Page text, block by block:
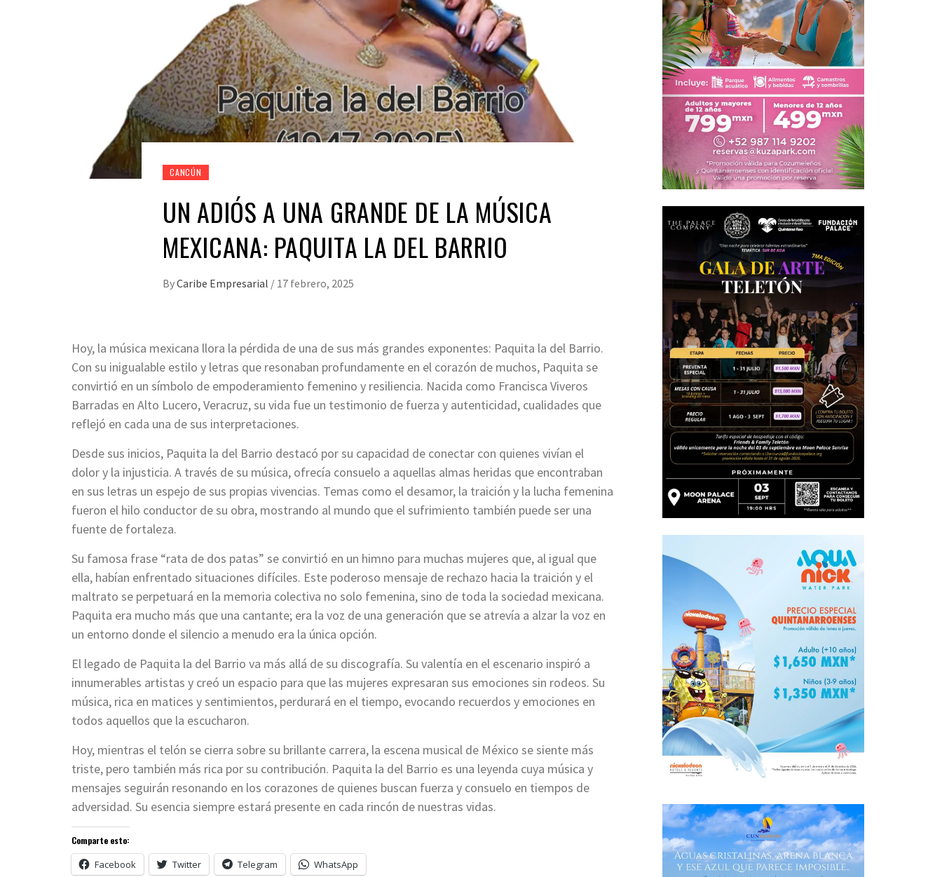
CANCÚN
UN ADIÓS A UNA GRANDE DE LA MÚSICA
MEXICANA: PAQUITA LA DEL BARRIO
ByCaribe Empresarial / 17 febrero, 2025
Hoy, la música mexicana llora la pérdida de una de sus más grandes exponentes: Paquita la del Barrio.
Con su inigualable estilo y letras que resonaban profundamente en el corazón de muchos, Paquita se
convirtió en un símbolo de empoderamiento femenino y resiliencia. Nacida como Francisca Viveros
Barradas en Alto Lucero, Veracruz, su vida fue un testimonio de fuerza y autenticidad, cualidades que
reflejó en cada una de sus interpretaciones.
Desde sus inicios, Paquita la del Barrio destacó por su capacidad de conectar con quienes vivían el
dolor y la injusticia. A través de su música, ofrecía consuelo a aquellas almas heridas que encontraban
en sus letras un espejo de sus propias vivencias. Temas como el desamor, la traición y la lucha femenina
fueron el hilo conductor de su obra, mostrando al mundo que el sufrimiento también puede ser una
fuente de fortaleza.
Su famosa frase “rata de dos patas” se convirtió en un himno para muchas mujeres que, al igual que
ella, habían enfrentado situaciones difíciles. Este poderoso mensaje de rechazo hacia la traición y el
maltrato se perpetuará en la memoria colectiva no solo femenina, sino de toda la sociedad mexicana.
Paquita era mucho más que una cantante; era la voz de una generación que se atrevía a alzar la voz en
un entorno donde el silencio a menudo era la única opción.
El legado de Paquita la del Barrio va más allá de su discografía. Su valentía en el escenario inspiró a
innumerables artistas y creó un espacio para que las mujeres expresaran sus emociones sin rodeos. Su
música, rica en matices y sentimientos, perdurará en el tiempo, evocando recuerdos y emociones en
todos aquellos que la escucharon.
Hoy, mientras el telón se cierra sobre su brillante carrera, la escena musical de México se siente más
triste, pero también más rica por su contribución. Paquita la del Barrio es una leyenda cuya música y
mensajes seguirán resonando en los corazones de quienes buscan fuerza y consuelo en tiempos de
adversidad. Su esencia siempre estará presente en cada rincón de nuestras vidas.
Comparte esto:
Facebook Twitter Telegram WhatsApp